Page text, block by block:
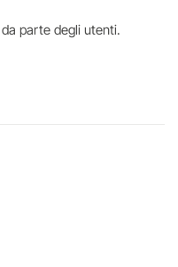
parte degli utenti.